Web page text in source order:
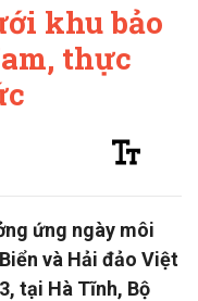
khu bảo
thực
ứng ngày môi
và Hải đảo Việt
tại Hà Tĩnh, Bộ